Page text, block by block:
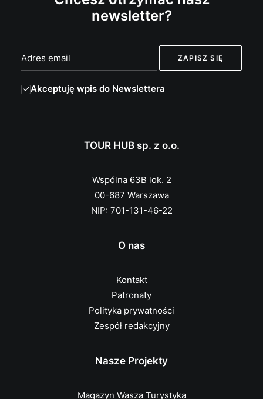
newsletter?
Akceptuję wpis do Newslettera
TOUR HUB sp. z o.o.
Wspólna 63B lok. 2
00-687 Warszawa
NIP: 701-131-46-22
O nas
Kontakt
Patronaty
Polityka prywatności
Zespół redakcyjny
Nasze Projekty
Magazyn Wasza Turystyka